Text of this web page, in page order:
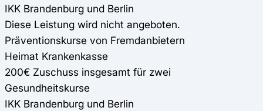
IKK Brandenburg und Berlin
Diese Leistung wird nicht angeboten.
Präventionskurse von Fremdanbietern
Heimat Krankenkasse
200€ Zuschuss insgesamt für zwei
Gesundheitskurse
IKK Brandenburg und Berlin